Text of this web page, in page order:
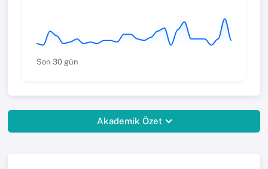
Son 30 gün
Akademik Özet